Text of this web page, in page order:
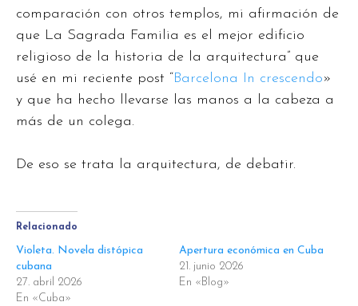
comparación con otros templos, mi afirmación de
que La Sagrada Familia es el mejor edificio
religioso de la historia de la arquitectura” que
usé en mi reciente post “Barcelona In crescendo»
y que ha hecho llevarse las manos a la cabeza a
más de un colega.
De eso se trata la arquitectura, de debatir.
Relacionado
Violeta. Novela distópica
cubana
27. abril 2026
En «Cuba»
Apertura económica en Cuba
21. junio 2026
En «Blog»